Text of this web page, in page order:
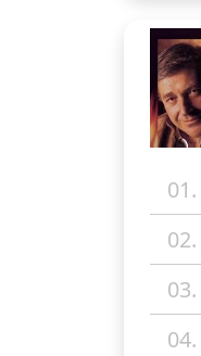
01.
02.
03.
04.